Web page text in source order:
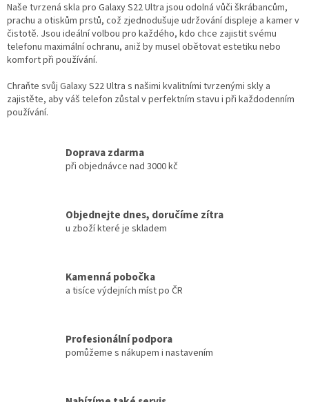
Naše tvrzená skla pro Galaxy S22 Ultra jsou odolná vůči škrábancům,
prachu a otiskům prstů, což zjednodušuje udržování displeje a kamer v
čistotě. Jsou ideální volbou pro každého, kdo chce zajistit svému
telefonu maximální ochranu, aniž by musel obětovat estetiku nebo
komfort při používání.
Chraňte svůj Galaxy S22 Ultra s našimi kvalitními tvrzenými skly a
zajistěte, aby váš telefon zůstal v perfektním stavu i při každodenním
používání.
Doprava zdarma
při objednávce nad 3000 kč
Objednejte dnes, doručíme zítra
u zboží které je skladem
Kamenná pobočka
a tisíce výdejních míst po ČR
Profesionální podpora
pomůžeme s nákupem i nastavením